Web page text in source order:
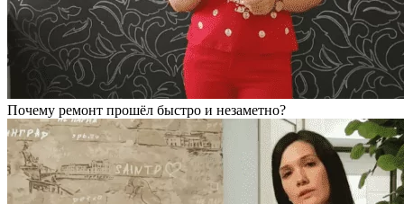
Почему ремонт прошёл быстро и незаметно?